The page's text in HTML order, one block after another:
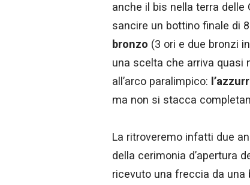
anche il bis nella terra delle
sancire un bottino finale di
bronzo (3 ori e due bronzi
una scelta che arriva quasi
all’arco paralimpico:
ma non si stacca
La ritroveremo infatti due
della cerimonia d’apertura
ricevuto una freccia da una